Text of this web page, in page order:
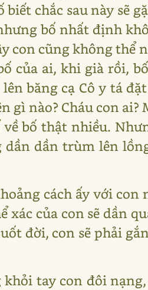
chắc sau này sẽ
bố nhất định
con cũng không thể
của ai, khi già rồi,
băng cạ Cô y tá
gì nào? Cháu con ai?
bố thật nhiều.
dần trùm lên
cách ấy với con
của con sẽ dần
đời, con sẽ phải
tay con đôi